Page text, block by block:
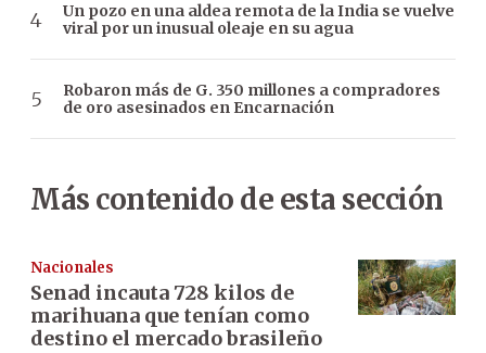
Un pozo en una aldea remota de la India se vuelve
viral por un inusual oleaje en su agua
Robaron más de G. 350 millones a compradores
de oro asesinados en Encarnación
Más contenido de esta sección
Nacionales
Senad incauta 728 kilos de
marihuana que tenían como
destino el mercado brasileño